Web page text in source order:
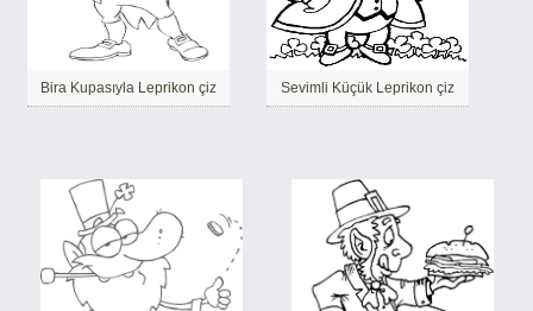
Bira Kupasıyla Leprikon çiz Sevimli Küçük Leprikon çiz